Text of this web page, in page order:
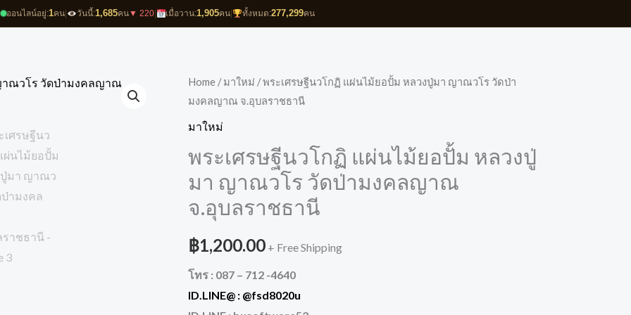
ออนไลน์อยู่:1คน วันนี้:1,685คน▼ 220| เมื่อวาน:1,905คน ทั้งหมด:277,299คน
Home /มาใหม่ / พระเศรษฐีนวโกฏิ แผ่นไม้ยอปั้ม หลวงปู่มา ญาณวโร วัดป่า
มงคลญาณ จ.อุบลราชธานี
มาใหม่
พระเศรษฐีนวโกฏิ แผ่นไม้ยอปั้ม หลวงปู่
มา ญาณวโร วัดป่ามงคลญาณ
จ.อุบลราชธานี
฿1,200.00 + Free Shipping
โทร : 087 – 712 -4640
ID.LINE@ : @fsd8020u